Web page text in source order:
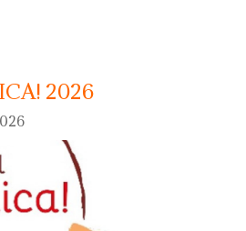
de los museos 2026
2026